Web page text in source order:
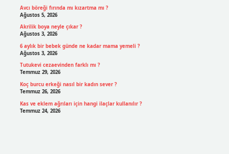
Avcı böreği fırında mı kızartma mı ?
Ağustos 5, 2026
Akrilik boya neyle çıkar ?
Ağustos 3, 2026
6 aylık bir bebek günde ne kadar mama yemeli ?
Ağustos 3, 2026
Tutukevi cezaevinden farklı mı ?
Temmuz 29, 2026
Koç burcu erkeği nasıl bir kadın sever ?
Temmuz 26, 2026
Kas ve eklem ağrıları için hangi ilaçlar kullanılır ?
Temmuz 24, 2026